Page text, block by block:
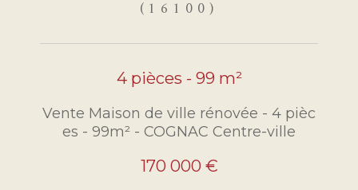
(16100)
4 pièces - 99 m²
Vente Maison de ville rénovée - 4 pièc
es - 99m² - COGNAC Centre-ville
170 000 €